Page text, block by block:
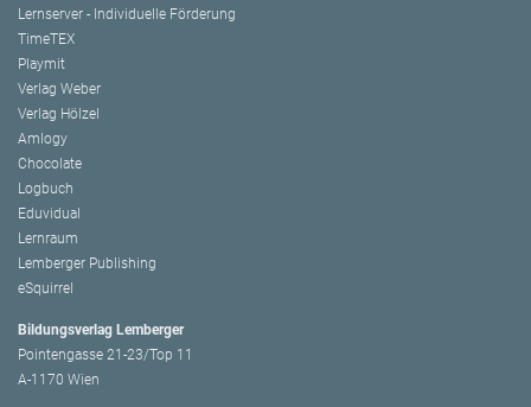
Lernserver - Individuelle Förderung
TimeTEX
Playmit
Verlag Weber
Verlag Hölzel
Amlogy
Chocolate
Logbuch
Eduvidual
Lernraum
Lemberger Publishing
eSquirrel
Bildungsverlag Lemberger
Pointengasse 21-23/Top 11
A-1170 Wien